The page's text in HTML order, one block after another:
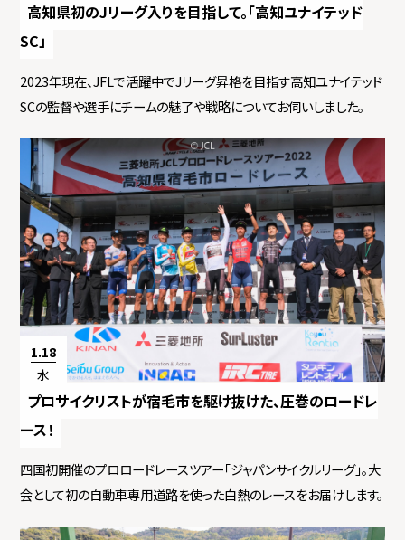
高知県初のJリーグ入りを目指して。「高知ユナイテッド
SC」
2023年現在、JFLで活躍中でJリーグ昇格を目指す高知ユナイテッド
SCの監督や選手にチームの魅了や戦略についてお伺いしました。
1.18
水
プロサイクリストが宿毛市を駆け抜けた、圧巻のロードレ
ース！
四国初開催のプロロードレースツアー「ジャパンサイクルリーグ」。大
会として初の自動車専用道路を使った白熱のレースをお届けします。